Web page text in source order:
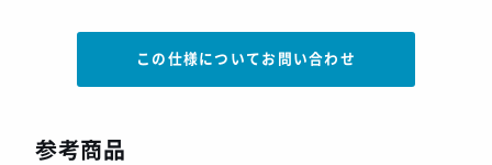
この仕様についてお問い合わせ
参考商品